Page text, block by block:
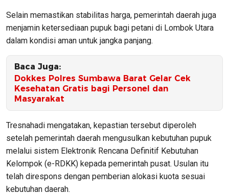
Selain memastikan stabilitas harga, pemerintah daerah juga
menjamin ketersediaan pupuk bagi petani di Lombok Utara
dalam kondisi aman untuk jangka panjang.
Baca Juga:
Dokkes Polres Sumbawa Barat Gelar Cek
Kesehatan Gratis bagi Personel dan
Masyarakat
Tresnahadi mengatakan, kepastian tersebut diperoleh
setelah pemerintah daerah mengusulkan kebutuhan pupuk
melalui sistem Elektronik Rencana Definitif Kebutuhan
Kelompok (e-RDKK) kepada pemerintah pusat. Usulan itu
telah direspons dengan pemberian alokasi kuota sesuai
kebutuhan daerah.